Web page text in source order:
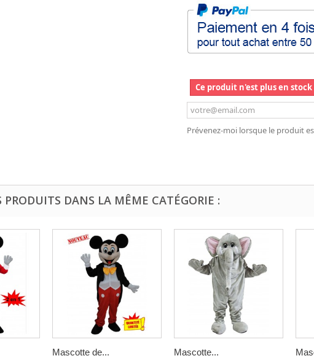
Ce produit n'est plus en stock
Prévenez-moi lorsque le produit
PRODUITS DANS LA MÊME CATÉGORIE :
Mascotte de... Mascotte...